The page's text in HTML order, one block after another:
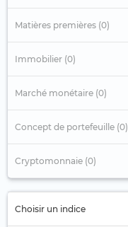
Matières premières (0)
Immobilier (0)
Marché monétaire (0)
Concept de portefeuille (0)
Cryptomonnaie (0)
Choisir un indice